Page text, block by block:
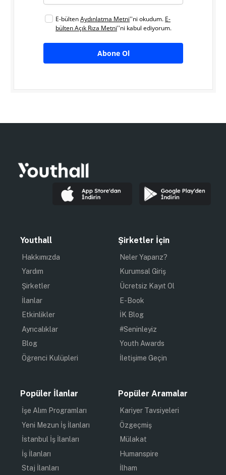
E-bültenAydınlatma Metni''ni okudum. E-
bülten Açık Rıza Metni''ni kabul ediyorum.
Abone Ol
Youthall
Hakkımızda
Yardım
Şirketler
İlanlar
Etkinlikler
Ayrıcalıklar
Blog
Öğrenci Kulüpleri
Şirketler İçin
Neler Yaparız?
Kurumsal Giriş
Ücretsiz Kayıt Ol
E-Book
İK Blog
#Seninleyiz
Youth Awards
İletişime Geçin
Popüler İlanlar
İşe Alım Programları
Yeni Mezun İş İlanları
İstanbul İş İlanları
İş İlanları
Staj İlanları
Popüler Aramalar
Kariyer Tavsiyeleri
Özgeçmiş
Mülakat
Humanspire
İlham